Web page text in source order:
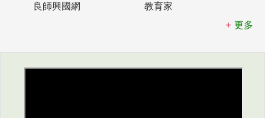
良師興國網
教育家
更多